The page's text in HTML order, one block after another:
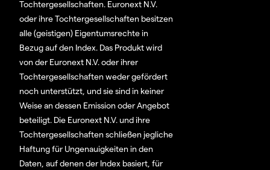
Tochtergesellschaften. Euronext N.V.
oder ihre Tochtergesellschaften besitzen
alle (geistigen) Eigentumsrechte in
Bezug auf den Index. Das Produkt wird
von der Euronext N.V. oder ihrer
Tochtergesellschaften weder gefördert
noch unterstützt, und sie sind in keiner
Weise an dessen Emission oder Angebot
beteiligt. Die Euronext N.V. und ihre
Tochtergesellschaften schließen jegliche
Haftung für Ungenauigkeiten in den
Daten, auf denen der Index basiert, für